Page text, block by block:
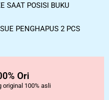
SAAT POSISI BUKU
PENGHAPUS 2 PCS
Ori
original 100% asli